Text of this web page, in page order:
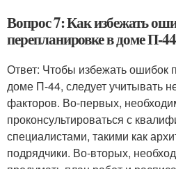
Вопрос 7: Как избежать
перепланировке в доме П-44
Ответ: Чтобы избежать ошибок
доме П-44, следует учитывать
факторов. Во-первых,
проконсультироваться с
специалистами, такими как
подрядчики. Во-вторых,